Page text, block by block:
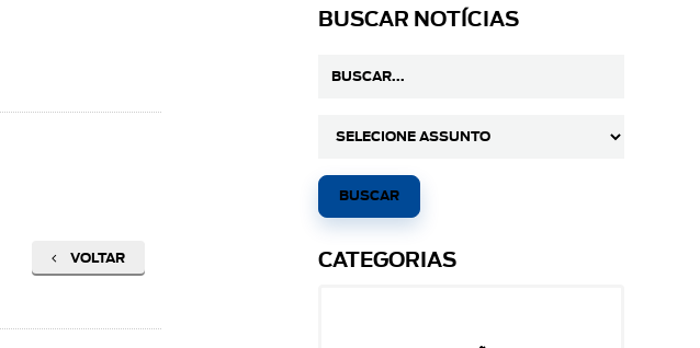
VOLTAR
BUSCAR NOTÍCIAS
CATEGORIAS